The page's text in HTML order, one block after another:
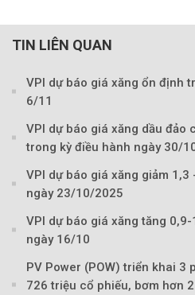
TIN LIÊN QUAN
VPI dự báo giá xăng ổn định
6/11
VPI dự báo giá xăng dầu đảo
trong kỳ điều hành ngày 30/
VPI dự báo giá xăng giảm 1,3
ngày 23/10/2025
VPI dự báo giá xăng tăng
ngày 16/10
PV Power (POW) triển khai 3
726 triệu cổ phiếu, bơm hơn